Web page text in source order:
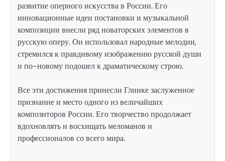
развитие оперного искусства в России. Его
инновационные идеи постановки и музыкальной
композиции внесли ряд новаторских элементов в
русскую оперу. Он использовал народные мелодии,
стремился к правдивому изображению русской души
и по-новому подошел к драматическому строю.
Все эти достижения принесли Глинке заслуженное
признание и место одного из величайших
композиторов России. Его творчество продолжает
вдохновлять и восхищать меломанов и
профессионалов со всего мира.